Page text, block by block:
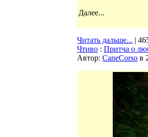
Далее...
Читать дальше... |
Чтиво : Притча о
Автор: CaneCorso в